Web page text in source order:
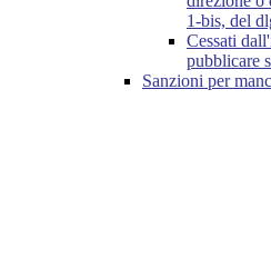
1-bis, del
Cessati
pubblicare
Sanzioni per